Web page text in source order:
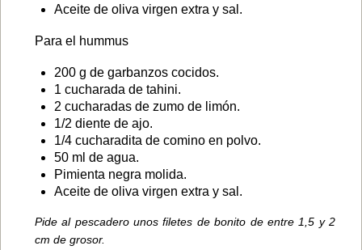
Aceite de oliva virgen extra y sal.
Para el hummus
200 g de garbanzos cocidos.
1 cucharada de tahini.
2 cucharadas de zumo de limón.
1/2 diente de ajo.
1/4 cucharadita de comino en polvo.
50 ml de agua.
Pimienta negra molida.
Aceite de oliva virgen extra y sal.
Pide al pescadero unos filetes de bonito de entre 1,5 y 2
cm de grosor.